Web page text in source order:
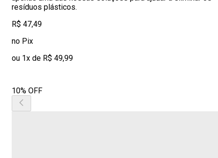
resíduos plásticos.
R$ 47,49
no Pix
ou 1x de R$ 49,99
10% OFF